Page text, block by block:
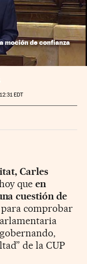
moción de confianza
EDT
Carles
queen
cuestión de
comprobar
de la CUP